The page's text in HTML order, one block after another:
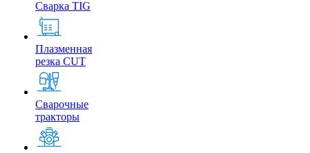
Сварка TIG
Плазменная
резка CUT
Сварочные
тракторы